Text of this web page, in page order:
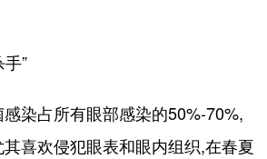
”
占所有眼部感染的50%-70%,
喜欢侵犯眼表和眼内组织,在春夏